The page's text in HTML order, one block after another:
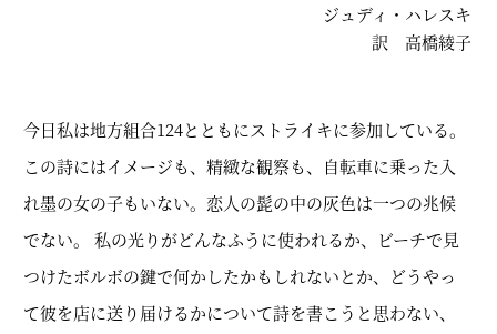
ジュディ・ハレスキ
訳 高橋綾子
今日私は地方組合124とともにストライキに参加している。
この詩にはイメージも、精緻な観察も、自転車に乗った入
れ墨の女の子もいない。恋人の髭の中の灰色は一つの兆候
でない。 私の光りがどんなふうに使われるか、ビーチで見
つけたボルボの鍵で何かしたかもしれないとか、どうやっ
て彼を店に送り届けるかについて詩を書こうと思わない、